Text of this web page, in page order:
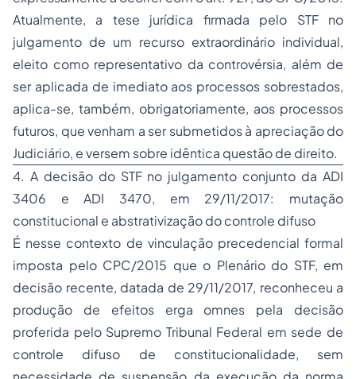
Atualmente, a tese jurídica firmada pelo STF no
julgamento de um recurso extraordinário individual,
eleito como representativo da controvérsia, além de
ser aplicada de imediato aos processos sobrestados,
aplica-se, também, obrigatoriamente, aos processos
futuros, que venham a ser submetidos à apreciação do
Judiciário, e versem sobre idêntica questão de direito.
4. A decisão do STF no julgamento conjunto da ADI
3406 e ADI 3470, em 29/11/2017: mutação
constitucional e abstrativização do controle difuso
É nesse contexto de vinculação precedencial formal
imposta pelo CPC/2015 que o Plenário do STF, em
decisão recente, datada de 29/11/2017, reconheceu a
produção de efeitos erga omnes pela decisão
proferida pelo Supremo Tribunal Federal em sede de
controle difuso de constitucionalidade, sem